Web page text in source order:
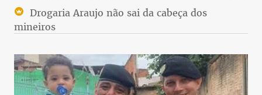
Drogaria Araujo não sai da cabeça dos
mineiros